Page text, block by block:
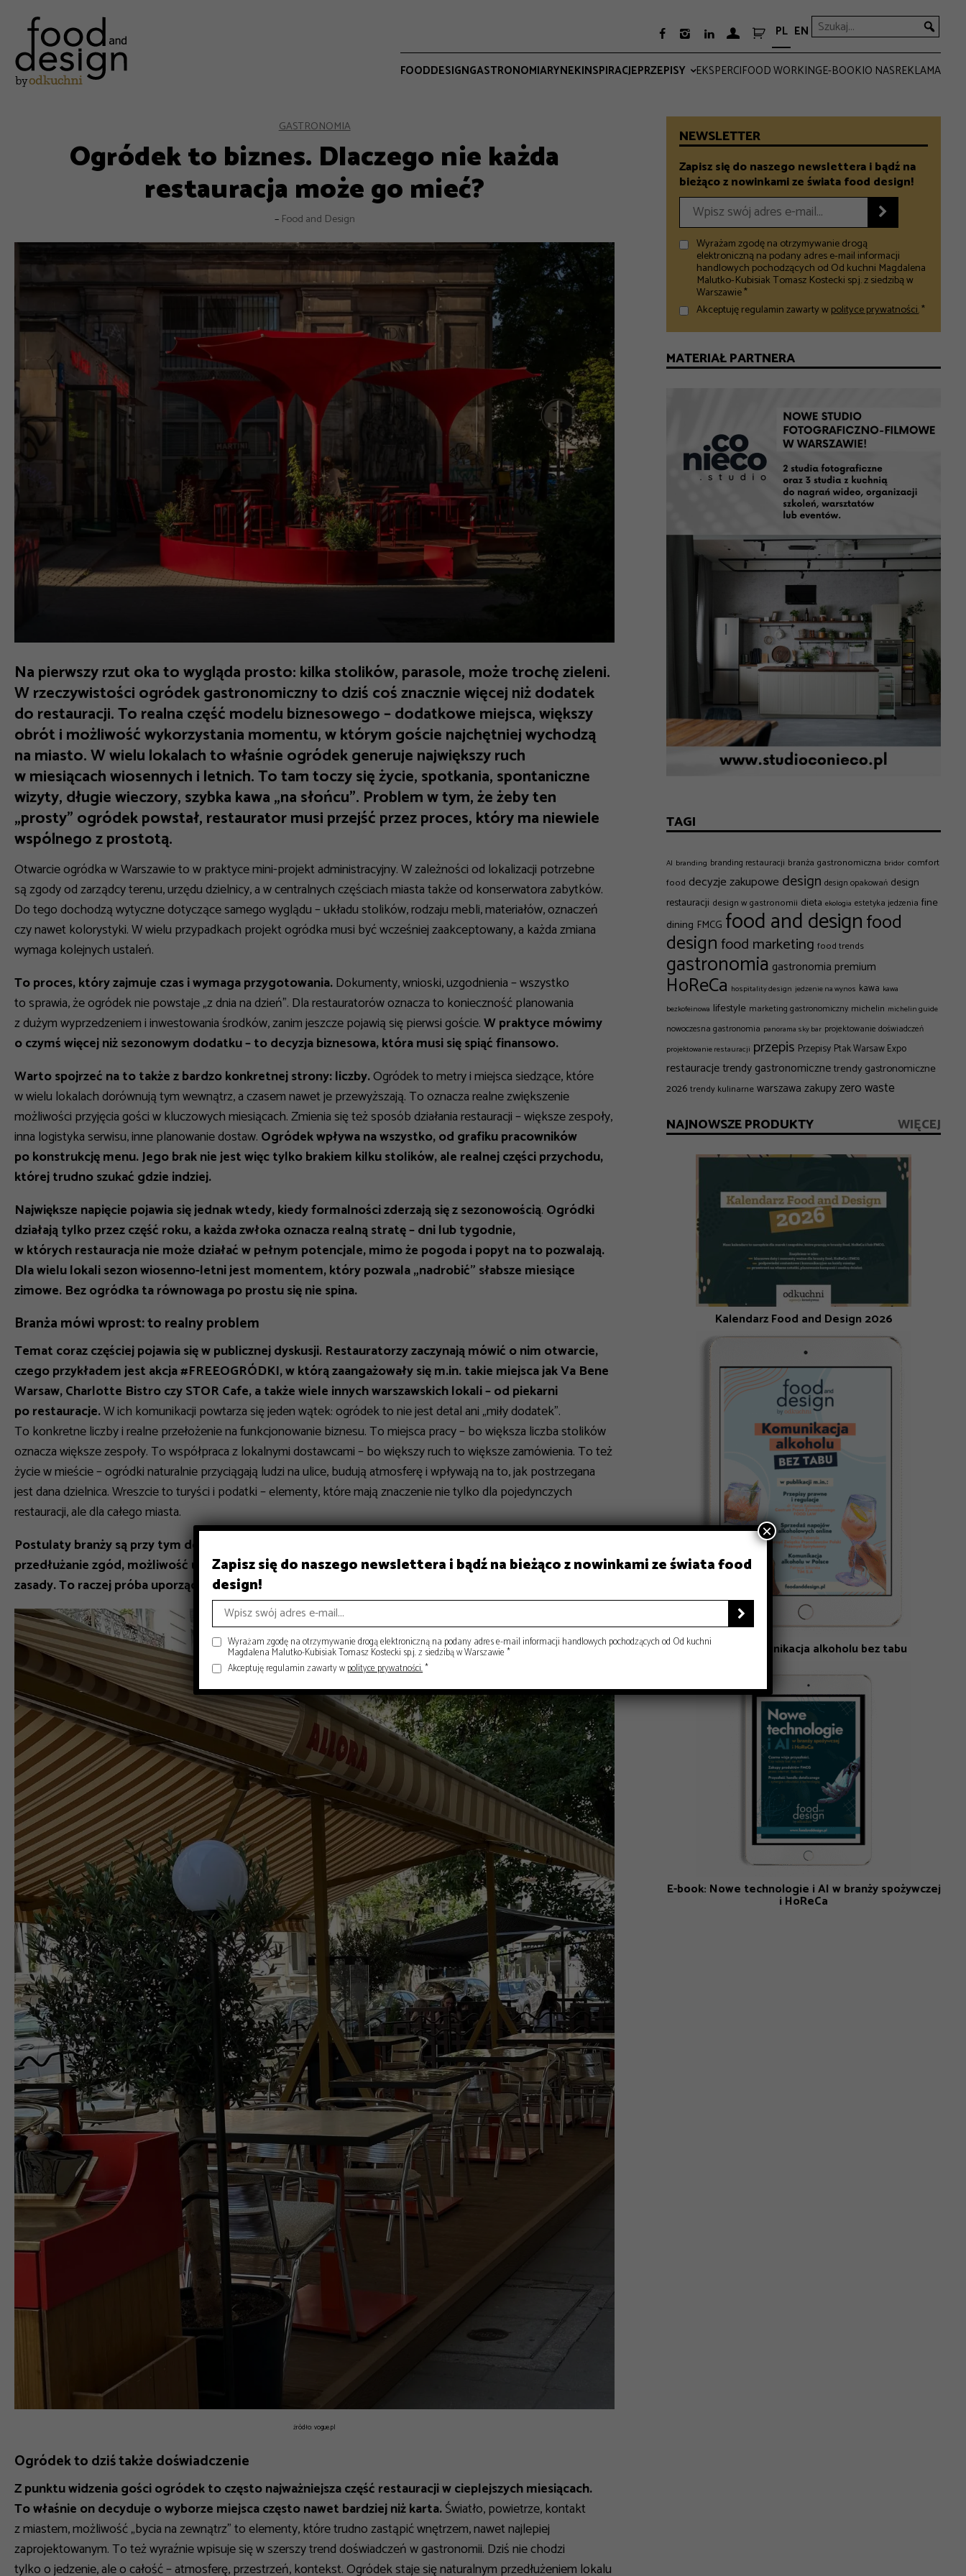
   PL EN
FOODDESIGNGASTRONOMIARYNEKINSPIRACJEPRZEPISY
EVERYDAY
EKSPERCIFOOD WORKINGE-BOOKIO NASREKLAMA
GASTRONOMIA
Ogródek to biznes. Dlaczego nie każda
restauracja może go mieć?
– Food and Design
Na pierwszy rzut oka to wygląda prosto: kilka stolików, parasole, może trochę zieleni.
W rzeczywistości ogródek gastronomiczny to dziś coś znacznie więcej niż dodatek
do restauracji. To realna część modelu biznesowego – dodatkowe miejsca, większy
obrót i możliwość wykorzystania momentu, w którym goście najchętniej wychodzą
na miasto. W wielu lokalach to właśnie ogródek generuje największy ruch
w miesiącach wiosennych i letnich. To tam toczy się życie, spotkania, spontaniczne
wizyty, długie wieczory, szybka kawa „na słońcu”. Problem w tym, że żeby ten
„prosty” ogródek powstał, restaurator musi przejść przez proces, który ma niewiele
wspólnego z prostotą.
Otwarcie ogródka w Warszawie to w praktyce mini-projekt administracyjny. W zależności od lokalizacji potrzebne
są zgody od zarządcy terenu, urzędu dzielnicy, a w centralnych częściach miasta także od konserwatora zabytków.
Do tego dochodzą wytyczne dotyczące samego wyglądu – układu stolików, rodzaju mebli, materiałów, oznaczeń
czy nawet kolorystyki. W wielu przypadkach projekt ogródka musi być wcześniej zaakceptowany, a każda zmiana
wymaga kolejnych ustaleń.
To proces, który zajmuje czas i wymaga przygotowania.Dokumenty, wnioski, uzgodnienia – wszystko
to sprawia, że ogródek nie powstaje „z dnia na dzień”. Dla restauratorów oznacza to konieczność planowania
z dużym wyprzedzeniem i inwestowania środków, zanim jeszcze pojawią się pierwsi goście.W praktyce mówimy
o czymś więcej niż sezonowym dodatku – to decyzja biznesowa, która musi się spiąć finansowo.
Warto spojrzeć na to także z bardzo konkretnej strony: liczby.Ogródek to metry i miejsca siedzące, które
w wielu lokalach dorównują tym wewnątrz, a czasem nawet je przewyższają. To oznacza realne zwiększenie
możliwości przyjęcia gości w kluczowych miesiącach. Zmienia się też sposób działania restauracji – większe zespoły,
inna logistyka serwisu, inne planowanie dostaw. Ogródek wpływa na wszystko, od grafiku pracowników
po konstrukcję menu. Jego brak nie jest więc tylko brakiem kilku stolików, ale realnej części przychodu,
której trudno szukać gdzie indziej.
Największe napięcie pojawia się jednak wtedy, kiedy formalności zderzają się z sezonowością. Ogródki
działają tylko przez część roku, a każda zwłoka oznacza realną stratę – dni lub tygodnie,
w których restauracja nie może działać w pełnym potencjale, mimo że pogoda i popyt na to pozwalają.
Dla wielu lokali sezon wiosenno-letni jest momentem, który pozwala „nadrobić” słabsze miesiące
zimowe. Bez ogródka ta równowaga po prostu się nie spina.
Branża mówi wprost: to realny problem
Temat coraz częściej pojawia się w publicznej dyskusji. Restauratorzy zaczynają mówić o nim otwarcie,
czego przykładem jest akcja #FREEOGRÓDKI, w którą zaangażowały się m.in. takie miejsca jak Va Bene
Warsaw, Charlotte Bistro czy STOR Cafe, a także wiele innych warszawskich lokali – od piekarni
po restauracje.W ich komunikacji powtarza się jeden wątek: ogródek to nie jest detal ani „miły dodatek”.
To konkretne liczby i realne przełożenie na funkcjonowanie biznesu. To miejsca pracy – bo większa liczba stolików
oznacza większe zespoły. To współpraca z lokalnymi dostawcami – bo większy ruch to większe zamówienia. To też
życie w mieście – ogródki naturalnie przyciągają ludzi na ulice, budują atmosferę i wpływają na to, jak postrzegana
jest dana dzielnica. Wreszcie to turyści i podatki – elementy, które mają znaczenie nie tylko dla pojedynczych
restauracji, ale dla całego miasta.
Postulaty branży są przy tym dość konkretne: wydłużenie sezonu ogródków, automatyczne
przedłużanie zgód, możliwość uzyskania pozwoleń wieloletnich, cyfryzacja procesu i jasne, niezmienne
zasady. To raczej próba uporządkowania systemu niż jego całkowitej zmiany.
źródło: vogue.pl
Ogródek to dziś także doświadczenie
Z punktu widzenia gości ogródek to często najważniejsza część restauracji w cieplejszych miesiącach.
To właśnie on decyduje o wyborze miejsca często nawet bardziej niż karta.Światło, powietrze, kontakt
z miastem, możliwość „bycia na zewnątrz” to elementy, które trudno zastąpić wnętrzem, nawet najlepiej
zaprojektowanym.To też wyraźnie wpisuje się w szerszy trend doświadczeń w gastronomii. Dziś nie chodzi
tylko o jedzenie, ale o całość – atmosferę, przestrzeń, kontekst. Ogródek staje się naturalnym przedłużeniem lokalu
NEWSLETTER
Zapisz się do naszego newslettera i bądź na
bieżąco z nowinkami ze świata food design!

Wyrażam zgodę na otrzymywanie drogą
elektroniczną na podany adres e-mail informacji
handlowych pochodzących od Od kuchni Magdalena
Malutko-Kubisiak Tomasz Kostecki sp.j. z siedzibą w
Warszawie *
Akceptuję regulamin zawarty wpolityce prywatności.*
MATERIAŁ PARTNERA
TAGI
AI branding branding restauracji branża gastronomiczna bridor comfort
food decyzje zakupowe design design opakowań design
restauracji design w gastronomii dieta ekologia estetyka jedzenia fine
dining FMCG food and designfood
designfood marketing food trends
gastronomia gastronomia premium
HoReCa hospitality design jedzenie na wynos kawa kawa
bezkofeinowa lifestyle marketing gastronomiczny michelin michelin guide
nowoczesna gastronomia panorama sky bar projektowanie doświadczeń
projektowanie restauracji przepis Przepisy Ptak Warsaw Expo
restauracjetrendy gastronomicznetrendy gastronomiczne
2026 trendy kulinarne warszawa zakupyzero waste
NAJNOWSZE PRODUKTY WIĘCEJ
Kalendarz Food and Design 2026
E-book: Komunikacja alkoholu bez tabu
E-book: Nowe technologie i AI w branży spożywczej
i HoReCa
Zapisz się do naszego newslettera i bądź na bieżąco z nowinkami ze świata food
design!

Wyrażam zgodę na otrzymywanie drogą elektroniczną na podany adres e-mail informacji handlowych pochodzących od Od kuchni
Magdalena Malutko-Kubisiak Tomasz Kostecki sp.j. z siedzibą w Warszawie *
Akceptuję regulamin zawarty wpolityce prywatności.*
×